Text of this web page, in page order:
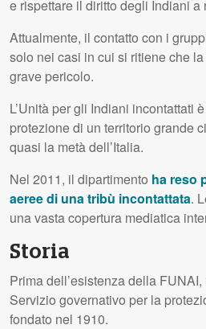
e rispettare il diritto degli Indiani a
Attualmente, il contatto con i
solo nei casi in cui si ritiene che
grave pericolo.
L’Unità per gli Indiani incontattati
protezione di un territorio grande
quasi la metà dell’Italia.
Nel 2011, il dipartimento ha reso
aeree di una tribù incontattata.
una vasta copertura mediatica
Storia
Prima dell’esistenza della FUNAI,
Servizio governativo per la
fondato nel 1910.